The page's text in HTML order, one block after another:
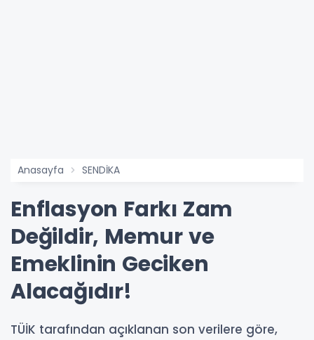
Anasayfa SENDİKA
Enflasyon Farkı Zam
Değildir, Memur ve
Emeklinin Geciken
Alacağıdır!
TÜİK tarafından açıklanan son verilere göre,